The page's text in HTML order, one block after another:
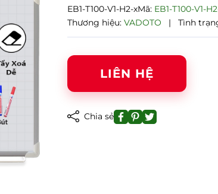
EB1-T100-V1-H2-xMã: EB1-T100-V1-
Thương hiệu: VADOTO | Tình
LIÊN HỆ
Chia sẻ